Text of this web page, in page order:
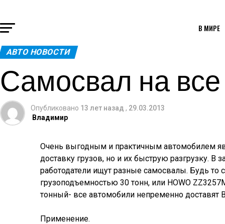
В МИРЕ
АВТО НОВОСТИ
Самосвал на
Опубликовано 13 лет назад , 29.03.2013
Владимир
Очень выгодным и практичным автомобилем
доставку грузов, но и их быструю разгрузку. В
работодатели ищут разные самосвалы. Будь то
грузоподъемностью 30 тонн, или HOWO
тонный- все автомобили непременно доставят
Применение.